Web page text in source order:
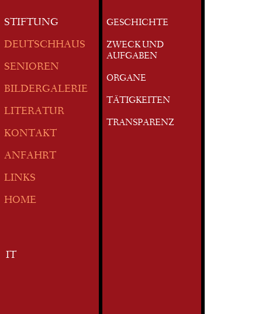
STIFTUNG
DEUTSCHHAUS
SENIOREN
BILDERGALERIE
LITERATUR
KONTAKT
ANFAHRT
LINKS
HOME
IT
GESCHICHTE
ZWECK UND
AUFGABEN
ORGANE
TÄTIGKEITEN
TRANSPARENZ